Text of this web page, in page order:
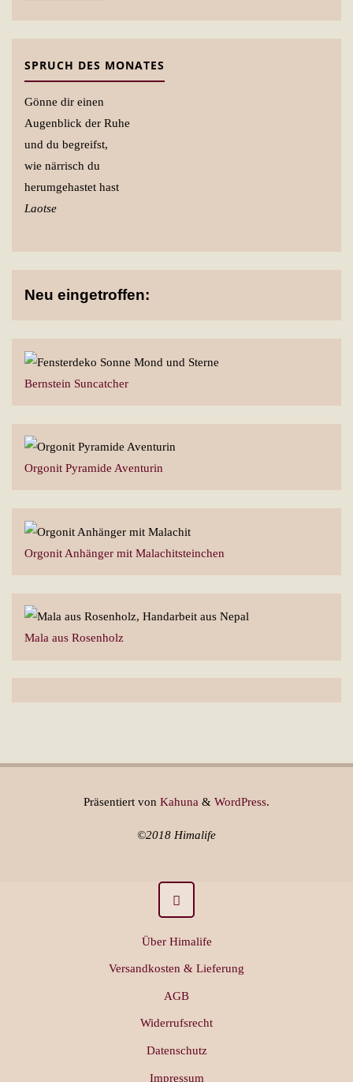
SPRUCH DES MONATES
Gönne dir einen
Augenblick der Ruhe
und du begreifst,
wie närrisch du
herumgehastet hast
Laotse
Neu eingetroffen:
Bernstein Suncatcher
Orgonit Pyramide Aventurin
Orgonit Anhänger mit Malachitsteinchen
Mala aus Rosenholz
Präsentiert von Kahuna & WordPress.
©2018 Himalife
Über Himalife
Versandkosten & Lieferung
AGB
Widerrufsrecht
Datenschutz
Impressum